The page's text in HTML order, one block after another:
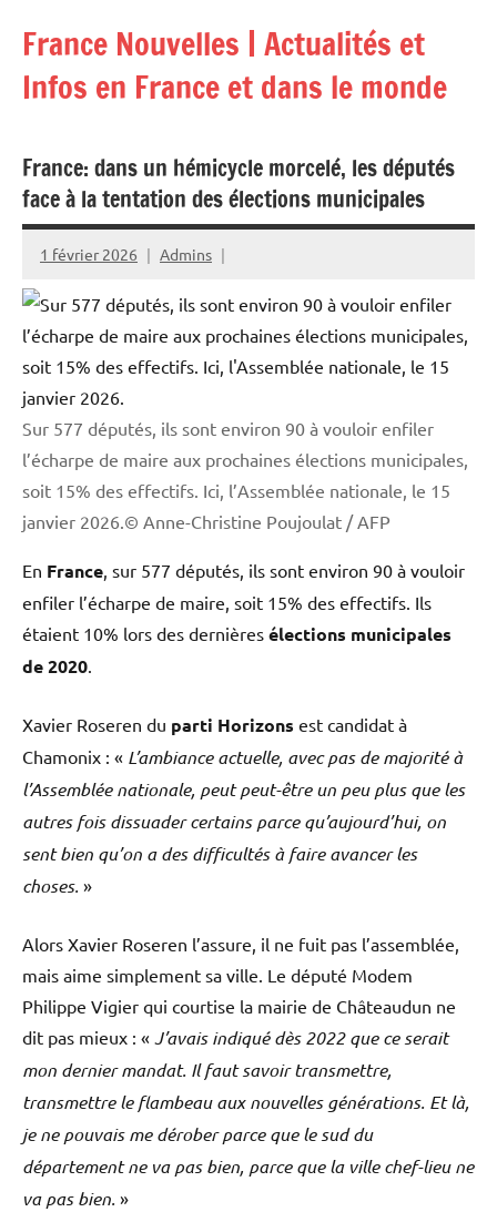
contenu
France Nouvelles | Actualités et
Infos en France et dans le monde
France: dans un hémicycle morcelé, les députés
face à la tentation des élections municipales
1 février 2026 Admins
Sur 577 députés, ils sont environ 90 à vouloir enfiler
l’écharpe de maire aux prochaines élections municipales,
soit 15% des effectifs. Ici, l’Assemblée nationale, le 15
janvier 2026.© Anne-Christine Poujoulat / AFP
En France, sur 577 députés, ils sont environ 90 à vouloir
enfiler l’écharpe de maire, soit 15% des effectifs. Ils
étaient 10% lors des dernières élections municipales
de 2020.
Xavier Roseren du parti Horizons est candidat à
Chamonix : « L’ambiance actuelle, avec pas de majorité à
l’Assemblée nationale, peut peut-être un peu plus que les
autres fois dissuader certains parce qu’aujourd’hui, on
sent bien qu’on a des difficultés à faire avancer les
choses. »
Alors Xavier Roseren l’assure, il ne fuit pas l’assemblée,
mais aime simplement sa ville. Le député Modem
Philippe Vigier qui courtise la mairie de Châteaudun ne
dit pas mieux : « J’avais indiqué dès 2022 que ce serait
mon dernier mandat. Il faut savoir transmettre,
transmettre le flambeau aux nouvelles générations. Et là,
je ne pouvais me dérober parce que le sud du
département ne va pas bien, parce que la ville chef-lieu ne
va pas bien. »